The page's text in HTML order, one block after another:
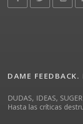
DAME
DUDAS, IDEAS,
Hasta las críticas